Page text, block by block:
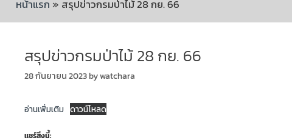
หน้าแรก » สรุปข่าวกรมป่าไม้ 28 กย. 66
สรุปข่าวกรมป่าไม้ 28 กย. 66
28 กันยายน 2023bywatchara
อ่านเพิ่มเติม ดาวน์โหลด
แชร์สิ่งนี้: